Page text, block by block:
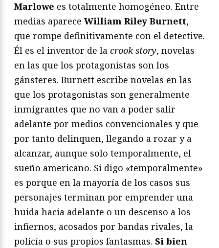
Marlowe es totalmente homogéneo. Entre
medias aparece William Riley Burnett,
que rompe definitivamente con el detective.
Él es el inventor de la crook story, novelas
en las que los protagonistas son los
gánsteres. Burnett escribe novelas en las
que los protagonistas son generalmente
inmigrantes que no van a poder salir
adelante por medios convencionales y que
por tanto delinquen, llegando a rozar y a
alcanzar, aunque solo temporalmente, el
sueño americano. Si digo «temporalmente»
es porque en la mayoría de los casos sus
personajes terminan por emprender una
huida hacia adelante o un descenso a los
infiernos, acosados por bandas rivales, la
policía o sus propios fantasmas. Si bien